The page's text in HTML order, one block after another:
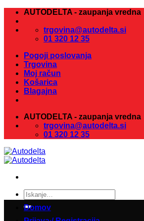
Skoči
vsebino
AUTODELTA - zaupanja vredna
trgovina@autodelta.si
01 320 12 35
Pogoji poslovanja
Trgovina
Moj račun
Košarica
Blagajna
AUTODELTA - zaupanja vredna
trgovina@autodelta.si
01 320 12 35
Išči:
Domov